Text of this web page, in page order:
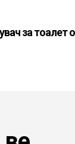
за тоалет